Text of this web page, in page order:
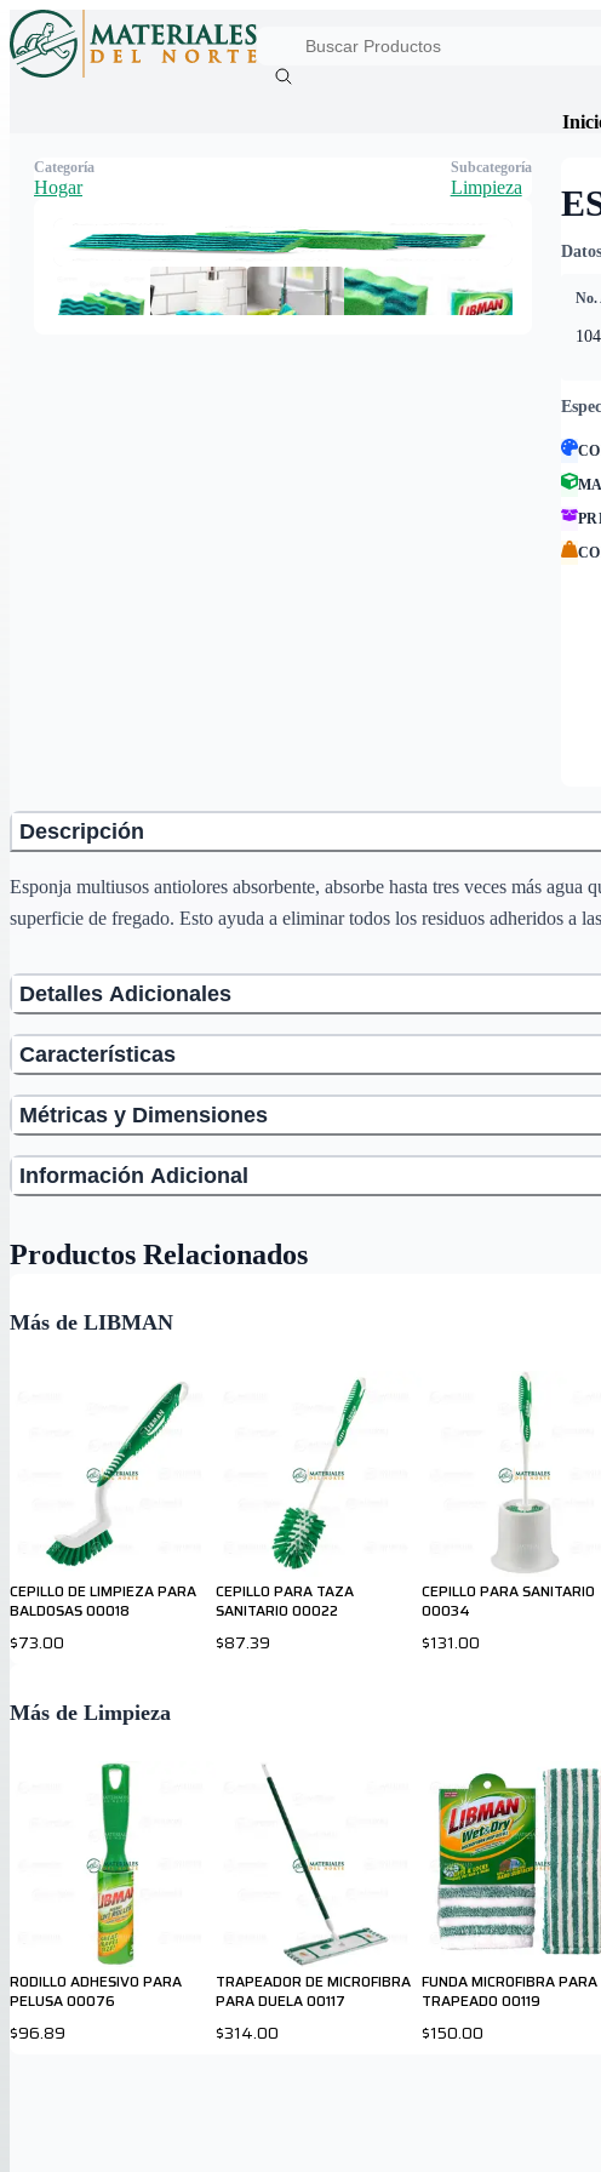
No.
Categoría
Hogar
Subcategoría
Limpieza
Descripción
Esponja multiusos antiolores absorbente, absorbe hasta tres veces más
superficie de fregado. Esto ayuda a eliminar todos los residuos adheridos a
Detalles Adicionales
Características
Métricas y Dimensiones
Información Adicional
Productos Relacionados
Más de LIBMAN
CEPILLO DE LIMPIEZA PARA
BALDOSAS 00018
$73.00
CEPILLO PARA TAZA
SANITARIO 00022
$87.39
CEPILLO PARA SANITARIO
00034
$131.00
Más de Limpieza
RODILLO ADHESIVO PARA
PELUSA 00076
$96.89
TRAPEADOR DE MICROFIBRA
PARA DUELA 00117
$314.00
FUNDA MICROFIBRA PARA
TRAPEADO 00119
$150.00